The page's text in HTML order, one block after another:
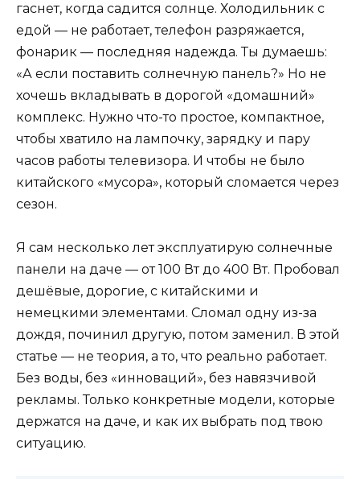
гаснет, когда садится солнце. Холодильник с
едой — не работает, телефон разряжается,
фонарик — последняя надежда. Ты думаешь:
«А если поставить солнечную панель?» Но не
хочешь вкладывать в дорогой «домашний»
комплекс. Нужно что-то простое, компактное,
чтобы хватило на лампочку, зарядку и пару
часов работы телевизора. И чтобы не было
китайского «мусора», который сломается через
сезон.
Я сам несколько лет эксплуатирую солнечные
панели на даче — от 100 Вт до 400 Вт. Пробовал
дешёвые, дорогие, с китайскими и
немецкими элементами. Сломал одну из-за
дождя, починил другую, потом заменил. В этой
статье — не теория, а то, что реально работает.
Без воды, без «инноваций», без навязчивой
рекламы. Только конкретные модели, которые
держатся на даче, и как их выбрать под твою
ситуацию.